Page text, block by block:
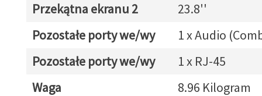
Przekątna ekranu 2
23.8''
Pozostałe porty we/wy
1 x Audio
Pozostałe porty we/wy
1 x RJ-45
Waga
8.96 Kilogram